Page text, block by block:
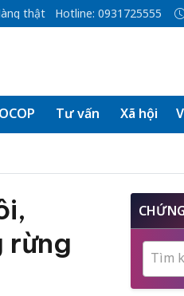
thật Hotline: 0931725555
OCOP Tư vấn Xã hội
rừng
Tìm